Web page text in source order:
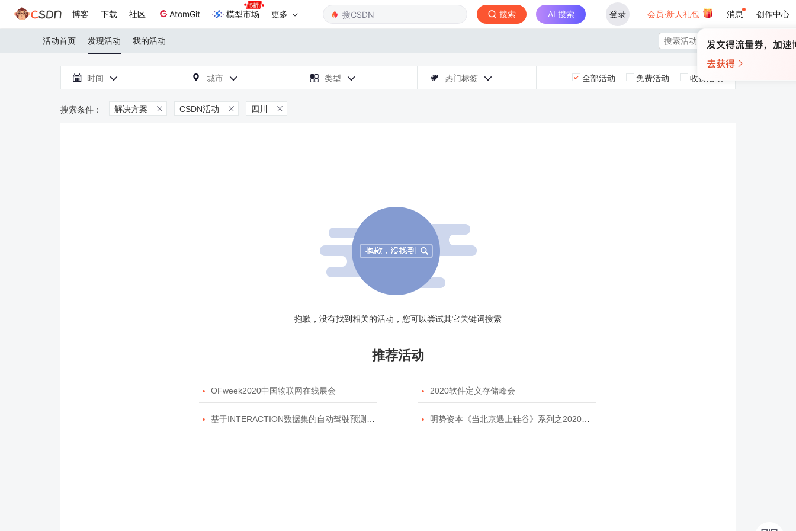
博客 下载 社区 AtomGit 模型市场 更多 搜索 AI 搜索 登录 会员·新人礼包 消息 创作中心
活动首页 发现活动 我的活动 
 时间   城市   类型   热门标签  全部活动 免费活动 收费活动
解决方案  CSDN活动  四川 
抱歉，没有找到相关的活动，您可以尝试其它关键词搜索
推荐活动
 OFweek2020中国物联网在线展会  2020软件定义存储峰会
 基于INTERACTION数据集的自动驾驶预测模型挑战赛  明势资本《当北京遇上硅谷》系列之2020年度开源峰会